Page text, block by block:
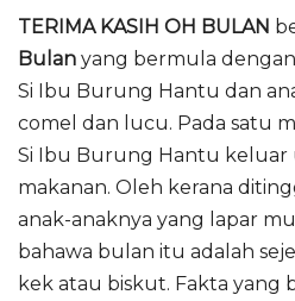
TERIMA KASIH OH BULAN
Bulan yang bermula
Si Ibu Burung Hantu dan
comel dan lucu. Pada satu
Si Ibu Burung Hantu keluar
makanan. Oleh kerana
anak-anaknya yang lapar
bahawa bulan itu adalah
kek atau biskut. Fakta